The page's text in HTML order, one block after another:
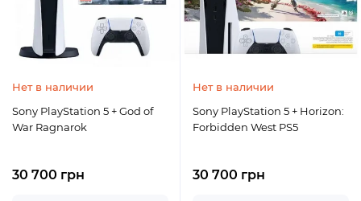
Нет в наличии
Sony PlayStation 5 + God of
War Ragnarok
30 700 грн
Нет в наличии
Sony PlayStation 5 + Horizon:
Forbidden West PS5
30 700 грн